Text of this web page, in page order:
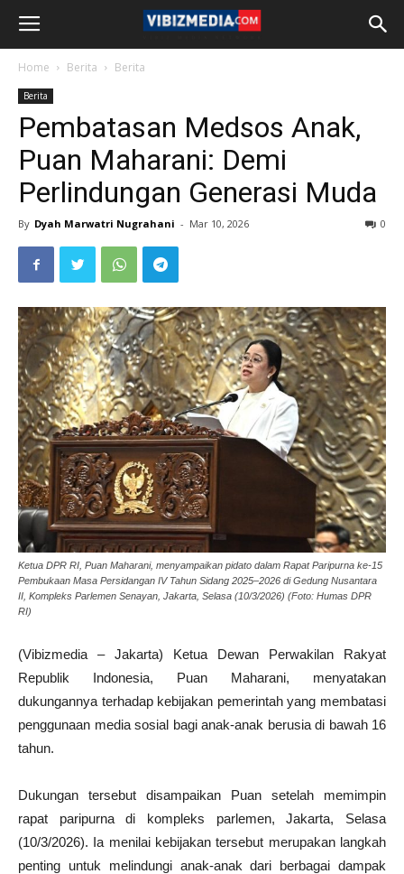
Home Berita Berita
Berita
Pembatasan Medsos Anak,
Puan Maharani: Demi
Perlindungan Generasi Muda
By Dyah Marwatri Nugrahani - Mar 10, 2026 0
Ketua DPR RI, Puan Maharani, menyampaikan pidato dalam Rapat Paripurna ke-15
Pembukaan Masa Persidangan IV Tahun Sidang 2025–2026 di Gedung Nusantara
II, Kompleks Parlemen Senayan, Jakarta, Selasa (10/3/2026) (Foto: Humas DPR
RI)
(Vibizmedia – Jakarta) Ketua Dewan Perwakilan Rakyat
Republik Indonesia, Puan Maharani, menyatakan
dukungannya terhadap kebijakan pemerintah yang membatasi
penggunaan media sosial bagi anak-anak berusia di bawah 16
tahun.
Dukungan tersebut disampaikan Puan setelah memimpin
rapat paripurna di kompleks parlemen, Jakarta, Selasa
(10/3/2026). Ia menilai kebijakan tersebut merupakan langkah
penting untuk melindungi anak-anak dari berbagai dampak